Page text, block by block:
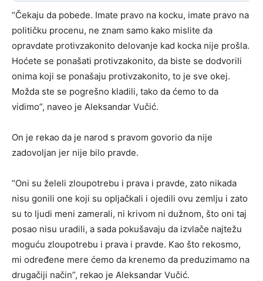
“Čekaju da pobede. Imate pravo na kocku, imate pravo na
političku procenu, ne znam samo kako mislite da
opravdate protivzakonito delovanje kad kocka nije prošla.
Hoćete se ponašati protivzakonito, da biste se dodvorili
onima koji se ponašaju protivzakonito, to je sve okej.
Možda ste se pogrešno kladili, tako da ćemo to da
vidimo”, naveo je Aleksandar Vučić.
On je rekao da je narod s pravom govorio da nije
zadovoljan jer nije bilo pravde.
“Oni su želeli zloupotrebu i prava i pravde, zato nikada
nisu gonili one koji su opljačkali i ojedili ovu zemlju i zato
su to ljudi meni zamerali, ni krivom ni dužnom, što oni taj
posao nisu uradili, a sada pokušavaju da izvlače najtežu
moguću zloupotrebu i prava i pravde. Kao što rekosmo,
mi određene mere ćemo da krenemo da preduzimamo na
drugačiji način”, rekao je Aleksandar Vučić.